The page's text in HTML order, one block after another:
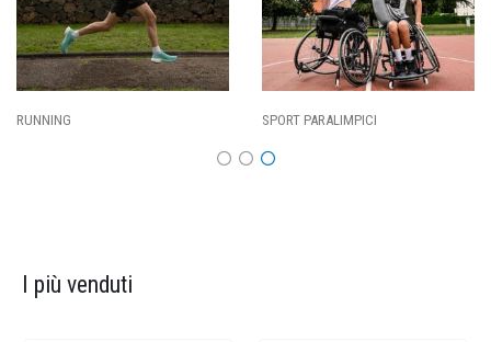
SPORT PARALIMPICI CALCIO
I più venduti